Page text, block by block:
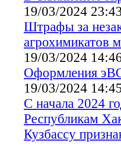
19/03/2024
Штрафы за
агрохимикатов
19/03/2024
Оформления
19/03/2024
С начала 2024
Республикам
Кузбассу